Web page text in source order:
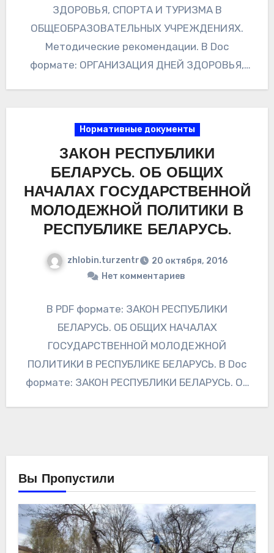
ЗДОРОВЬЯ, СПОРТА И ТУРИЗМА В
ОБЩЕОБРАЗОВАТЕЛЬНЫХ УЧРЕЖДЕНИЯХ.
Методические рекомендации. В Doc
формате: ОРГАНИЗАЦИЯ ДНЕЙ ЗДОРОВЬЯ,
Методические рекомендации.
Нормативные документы
ЗАКОН РЕСПУБЛИКИ
БЕЛАРУСЬ. ОБ ОБЩИХ
НАЧАЛАХ ГОСУДАРСТВЕННОЙ
МОЛОДЕЖНОЙ ПОЛИТИКИ В
РЕСПУБЛИКЕ БЕЛАРУСЬ.
zhlobin.turzentr
20 октября, 2016
Нет комментариев
В PDF формате: ЗАКОН РЕСПУБЛИКИ
БЕЛАРУСЬ. ОБ ОБЩИХ НАЧАЛАХ
ГОСУДАРСТВЕННОЙ МОЛОДЕЖНОЙ
ПОЛИТИКИ В РЕСПУБЛИКЕ БЕЛАРУСЬ. В Doc
формате: ЗАКОН РЕСПУБЛИКИ БЕЛАРУСЬ. ОБ
Вы Пропустили